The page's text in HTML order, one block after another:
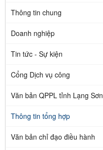
Thông tin chung
Doanh nghiệp
Tin tức - Sự kiện
Cổng Dịch vụ công
Văn bản QPPL tỉnh Lạng Sơn
Thông tin tổng hợp
Văn bản chỉ đạo điều hành